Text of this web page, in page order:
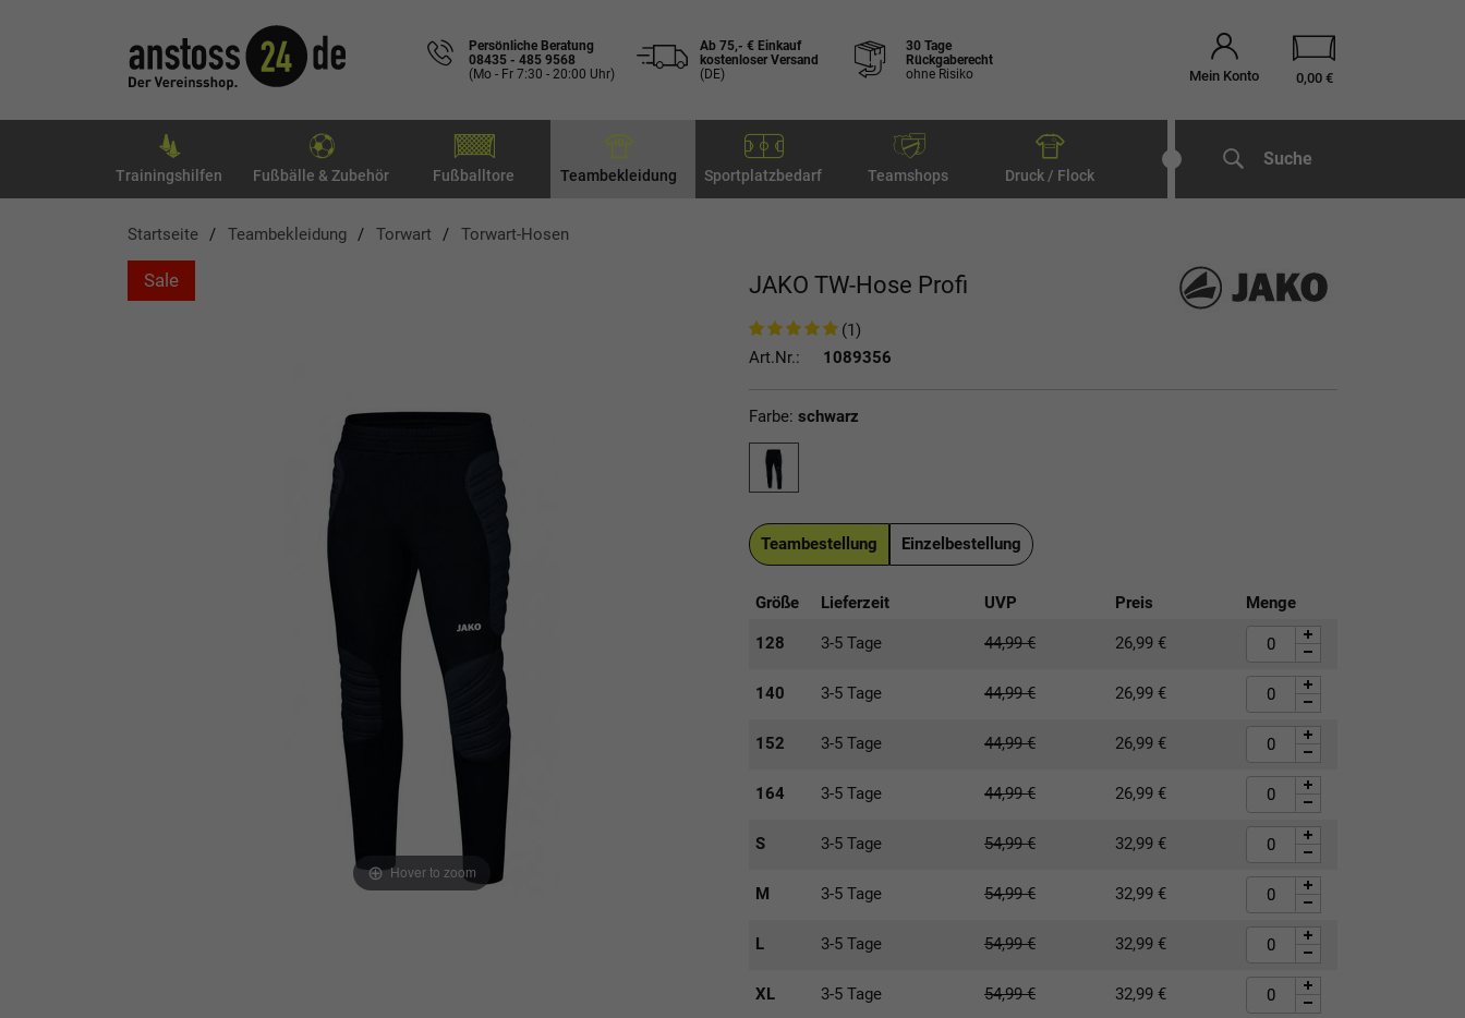
Persönliche Beratung
08435 - 485 9568
(Mo - Fr 7:30 - 20:00 Uhr)
Ab 75,- € Einkauf
kostenloser Versand
(DE)
30 Tage
Rückgaberecht
ohne Risiko
Mein Konto 0,00 €
Trainingshilfen Fußbälle & Zubehör Fußballtore Teambekleidung Sportplatzbedarf Teamshops Druck / Flock
Suche
Startseite Teambekleidung Torwart Torwart-Hosen
Sale
Hover to zoom
JAKO TW-Hose Profi
(1)
Art.Nr.:
1089356
Farbe: schwarz
Teambestellung Einzelbestellung
Größe Lieferzeit UVP Preis Menge
128 3-5 Tage 44,99€ 26,99 €
140 3-5 Tage 44,99€ 26,99 €
152 3-5 Tage 44,99€ 26,99 €
164 3-5 Tage 44,99€ 26,99 €
S 3-5 Tage 54,99€ 32,99 €
M 3-5 Tage 54,99€ 32,99 €
L 3-5 Tage 54,99€ 32,99 €
XL 3-5 Tage 54,99€ 32,99 €